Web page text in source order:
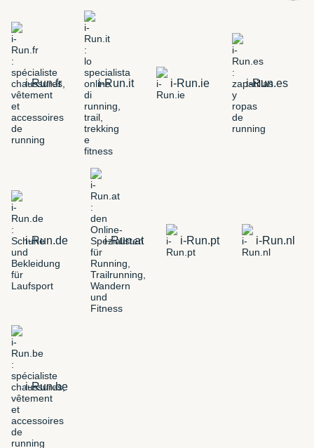
i-Run.fr i-Run.it i-Run.ie i-Run.es
i-Run.de i-Run.at i-Run.pt i-Run.nl
i-Run.be